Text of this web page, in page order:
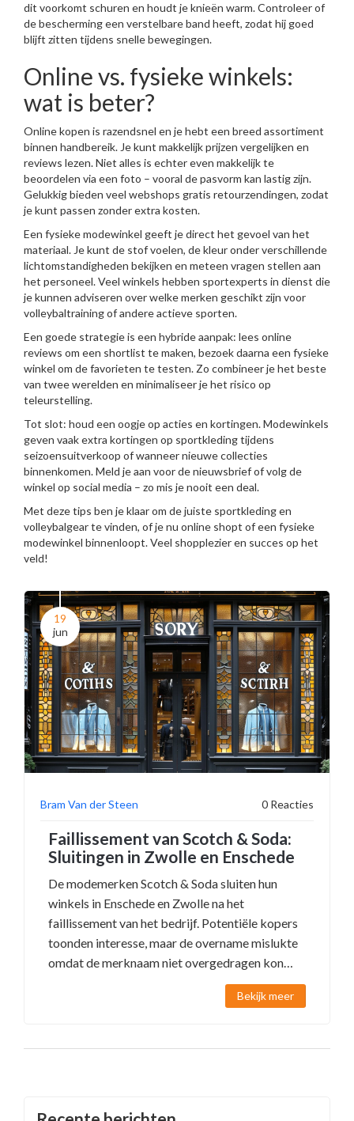
dit voorkomt schuren en houdt je knieën warm. Controleer of
de bescherming een verstelbare band heeft, zodat hij goed
blijft zitten tijdens snelle bewegingen.
Online vs. fysieke winkels:
wat is beter?
Online kopen is razendsnel en je hebt een breed assortiment
binnen handbereik. Je kunt makkelijk prijzen vergelijken en
reviews lezen. Niet alles is echter even makkelijk te
beoordelen via een foto – vooral de pasvorm kan lastig zijn.
Gelukkig bieden veel webshops gratis retourzendingen, zodat
je kunt passen zonder extra kosten.
Een fysieke modewinkel geeft je direct het gevoel van het
materiaal. Je kunt de stof voelen, de kleur onder verschillende
lichtomstandigheden bekijken en meteen vragen stellen aan
het personeel. Veel winkels hebben sportexperts in dienst die
je kunnen adviseren over welke merken geschikt zijn voor
volleybaltraining of andere actieve sporten.
Een goede strategie is een hybride aanpak: lees online
reviews om een shortlist te maken, bezoek daarna een fysieke
winkel om de favorieten te testen. Zo combineer je het beste
van twee werelden en minimaliseer je het risico op
teleurstelling.
Tot slot: houd een oogje op acties en kortingen. Modewinkels
geven vaak extra kortingen op sportkleding tijdens
seizoensuitverkoop of wanneer nieuwe collecties
binnenkomen. Meld je aan voor de nieuwsbrief of volg de
winkel op social media – zo mis je nooit een deal.
Met deze tips ben je klaar om de juiste sportkleding en
volleybalgear te vinden, of je nu online shopt of een fysieke
modewinkel binnenloopt. Veel shopplezier en succes op het
veld!
19
jun
Bram Van der Steen 0 Reacties
Faillissement van Scotch & Soda:
Sluitingen in Zwolle en Enschede
De modemerken Scotch & Soda sluiten hun
winkels in Enschede en Zwolle na het
faillissement van het bedrijf. Potentiële kopers
toonden interesse, maar de overname mislukte
omdat de merknaam niet overgedragen kon
worden. Dit faillissement beïnvloedt 28 winkels
in Nederland en zet 320 banen op het spel.
Bekijk meer